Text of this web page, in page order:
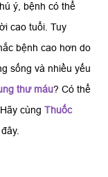
ý, bệnh có thể
cao tuổi. Tuy
bệnh cao hơn do
sống và nhiều yếu
thư máu? Có thể
cùng Thuốc